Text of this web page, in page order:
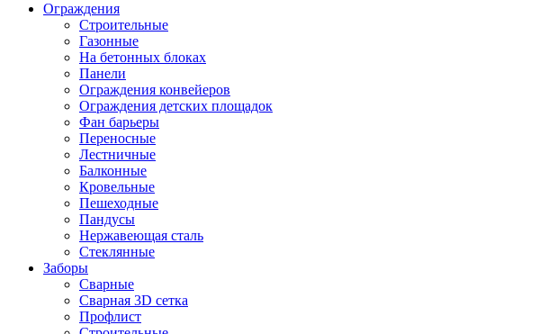
Ограждения
Строительные
Газонные
На бетонных блоках
Панели
Ограждения конвейеров
Ограждения детских площадок
Фан барьеры
Переносные
Лестничные
Балконные
Кровельные
Пешеходные
Пандусы
Нержавеющая сталь
Стеклянные
Заборы
Сварные
Сварная 3D сетка
Профлист